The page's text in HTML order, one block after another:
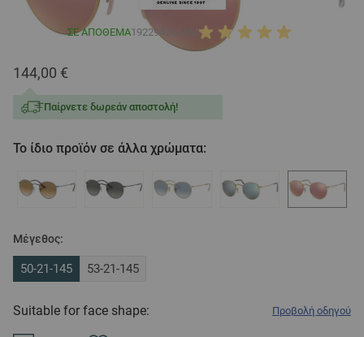
ΣΕ ΑΠΌΘΕΜΑ192294241462
144,00 €
Παίρνετε δωρεάν αποστολή!
Το ίδιο προϊόν σε άλλα χρώματα:
Μέγεθος:
50-21-145 53-21-145
Suitable for face shape: Προβολή οδηγού